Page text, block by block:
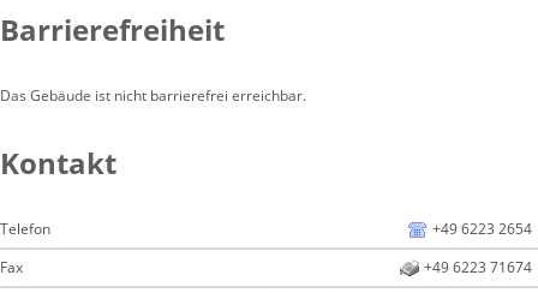
Barrierefreiheit
Das Gebäude ist nicht barrierefrei erreichbar.
Kontakt
Telefon
+49 6223 2654
Fax
+49 6223 71674